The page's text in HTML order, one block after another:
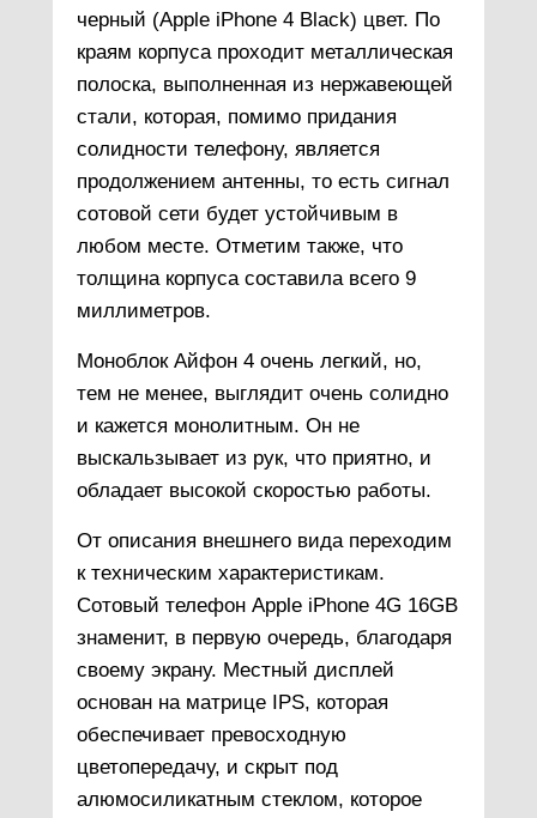
черный (Apple iPhone 4 Black) цвет. По
краям корпуса проходит металлическая
полоска, выполненная из нержавеющей
стали, которая, помимо придания
солидности телефону, является
продолжением антенны, то есть сигнал
сотовой сети будет устойчивым в
любом месте. Отметим также, что
толщина корпуса составила всего 9
миллиметров.
Моноблок Айфон 4 очень легкий, но,
тем не менее, выглядит очень солидно
и кажется монолитным. Он не
выскальзывает из рук, что приятно, и
обладает высокой скоростью работы.
От описания внешнего вида переходим
к техническим характеристикам.
Сотовый телефон Apple iPhone 4G 16GB
знаменит, в первую очередь, благодаря
своему экрану. Местный дисплей
основан на матрице IPS, которая
обеспечивает превосходную
цветопередачу, и скрыт под
алюмосиликатным стеклом, которое